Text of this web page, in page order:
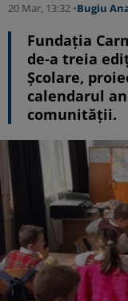
20 Mar, 13:32 •Bugiu
Fundația
de-a treia
Școlare,
calendarul
comunității.